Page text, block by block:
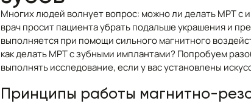
Многих людей волнует вопрос: можно ли делать МРТ с
врач просит пациента убрать подальше украшения и
выполняется при помощи сильного магнитного
как делать МРТ с зубными имплантами? Попробуем
выполнять исследование, если у вас установлены
Принципы работы магнитно-